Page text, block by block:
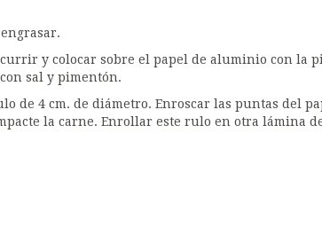
y colocar sobre el papel de aluminio con la
sal y pimentón.
de 4 cm. de diámetro. Enroscar las puntas del
la carne. Enrollar este rulo en otra lámina